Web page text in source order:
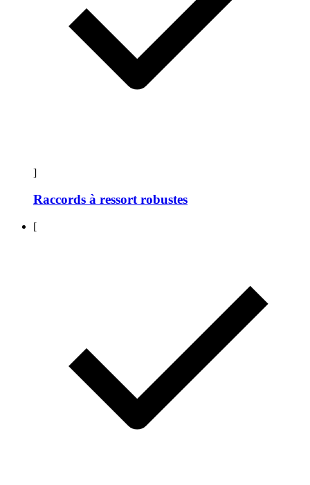
]
Raccords à ressort robustes
[